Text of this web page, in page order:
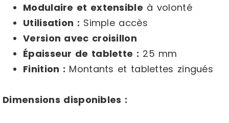
Modulaire et extensible à volonté
Utilisation : Simple accès
Version avec croisillon
Épaisseur de tablette : 25 mm
Finition : Montants et tablettes zingués
Dimensions disponibles :